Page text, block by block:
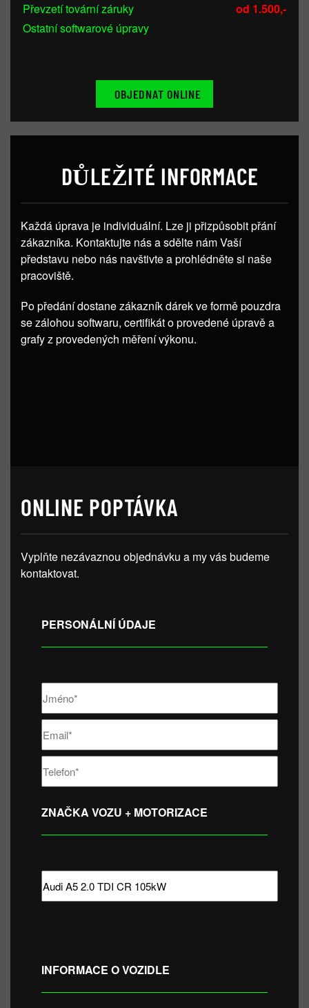
Převzetí tovární záruky
od 1.500,-
Ostatní softwarové úpravy
OBJEDNAT ONLINE
DŮLEŽITÉ INFORMACE
Každá úprava je individuální. Lze ji přizpůsobit přání
zákazníka. Kontaktujte nás a sdělte nám Vaší
představu nebo nás navštivte a prohlédněte si naše
pracoviště.
Po předání dostane zákazník dárek ve formě pouzdra
se zálohou softwaru, certifikát o provedené úpravě a
grafy z provedených měření výkonu.
ONLINE POPTÁVKA
Vyplňte nezávaznou objednávku a my vás budeme
kontaktovat.
PERSONÁLNÍ ÚDAJE
ZNAČKA VOZU + MOTORIZACE
INFORMACE O VOZIDLE